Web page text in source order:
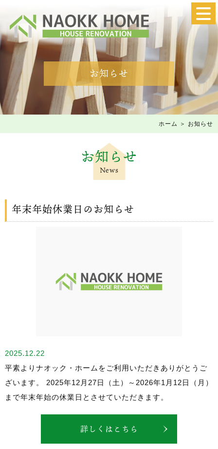
お知らせ
ホーム ＞ お知らせ
お知らせ
News
年末年始休業日のお知らせ
2025.12.22
平素よりナオック・ホームをご利用いただきありがとうご
ざいます。 2025年12月27日（土）～2026年1月12日（月）
まで年末年始の休業日とさせていただきます。
詳しくはこちら